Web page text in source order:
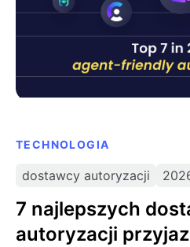
TECHNOLOGIA
dostawcy autoryzacji
7 najlepszych
autoryzacji